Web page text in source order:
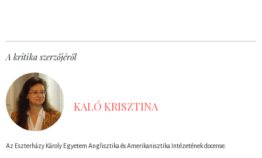
A kritika szerzőjéről
KALÓ KRISZTINA
Az Eszterházy Károly Egyetem Anglisztika és Amerikanisztika Intézetének docense.